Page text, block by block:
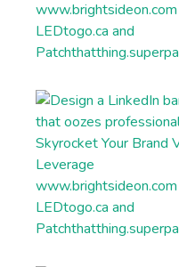
Facebook Ads
Facebook ad copies
out.